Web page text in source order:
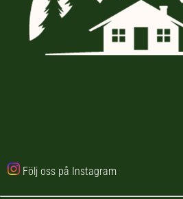
Följ oss på Instagram